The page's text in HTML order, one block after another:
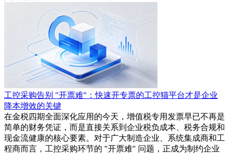
工控采购告别 "开票难"：快速开专票的工控猫平台才是企业
降本增效的关键
在金税四期全面深化应用的今天，增值税专用发票早已不再是
简单的财务凭证，而是直接关系到企业税负成本、税务合规和
现金流健康的核心要素。对于广大制造企业、系统集成商和工
程商而言，工控采购环节的 "开票难" 问题，正成为制约企业